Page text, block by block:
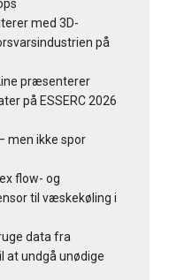
med 3D-
på
præsenterer
på ESSERC 2026
men ikke spor
flow- og
til væskekøling i
data fra
at undgå unødige